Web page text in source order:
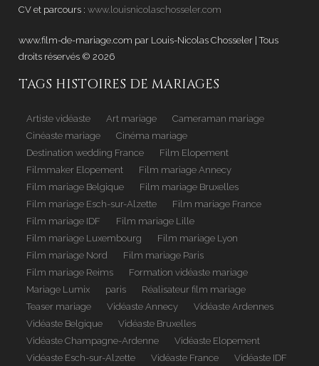
CV et parcours : www.louisnicolaschosseler.com
www.film-de-mariage.com par Louis-Nicolas Chosseler | Tous
droits réservés © 2026
TAGS HISTOIRES DE MARIAGES
Artiste vidéaste Art mariage
Cameraman mariage
Cinéaste mariage
Cinéma mariage
Destination wedding France
Film Elopement
Filmmaker Elopement
Film mariage Annecy
Film mariage Belgique
Film mariage Bruxelles
Film mariage Esch-sur-Alzette
Film mariage France
Film mariage IDF
Film mariage Lille
Film mariage Luxembourg
Film mariage Lyon
Film mariage Nord
Film mariage Paris
Film mariage Reims
Formation vidéaste mariage
Mariage Lumix
paris
Réalisateur film mariage
Teaser mariage
Vidéaste Annecy
Vidéaste Ardennes
Vidéaste Belgique
Vidéaste Bruxelles
Vidéaste Champagne-Ardenne
Vidéaste Elopement
Vidéaste Esch-sur-Alzette
Vidéaste France Vidéaste IDF